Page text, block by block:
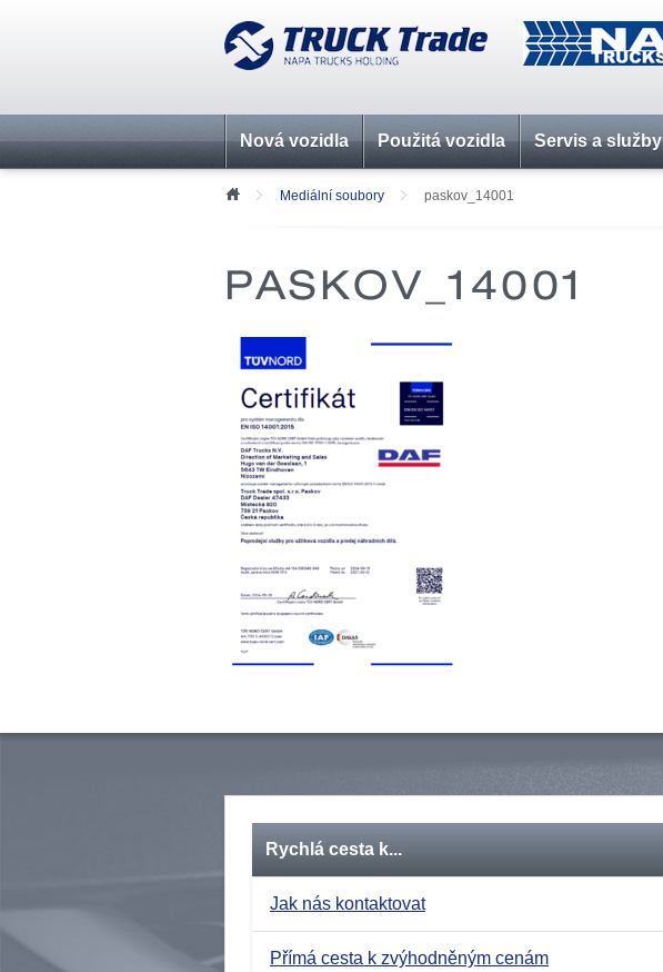
Nová vozidla Použitá vozidla Servis a služby
Mediální soubory paskov_14001
PASKOV_14001
Rychlá cesta k...
Jak nás kontaktovat
Přímá cesta k zvýhodněným cenám